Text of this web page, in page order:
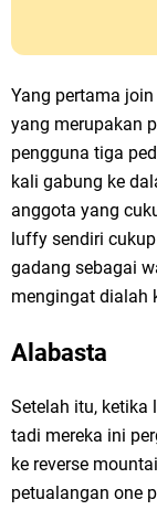
Yang pertama
yang merupakan
pengguna tiga
kali gabung ke
anggota yang
luffy sendiri
gadang sebagai
mengingat dialah
Alabasta
Setelah itu,
tadi mereka ini
ke reverse
petualangan one